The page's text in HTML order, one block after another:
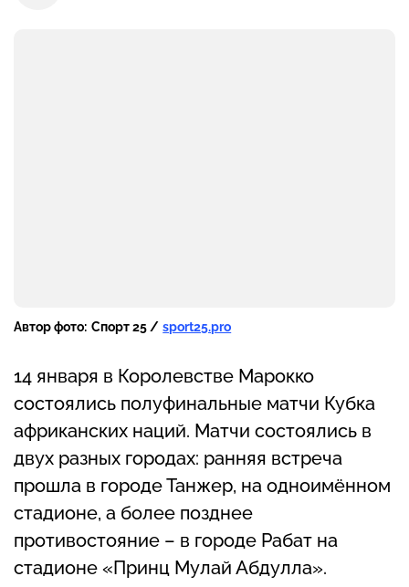
Автор фото: Спорт 25 / sport25.pro
14 января в Королевстве Марокко
состоялись полуфинальные матчи Кубка
африканских наций. Матчи состоялись в
двух разных городах: ранняя встреча
прошла в городе Танжер, на одноимённом
стадионе, а более позднее
противостояние – в городе Рабат на
стадионе «Принц Мулай Абдулла».